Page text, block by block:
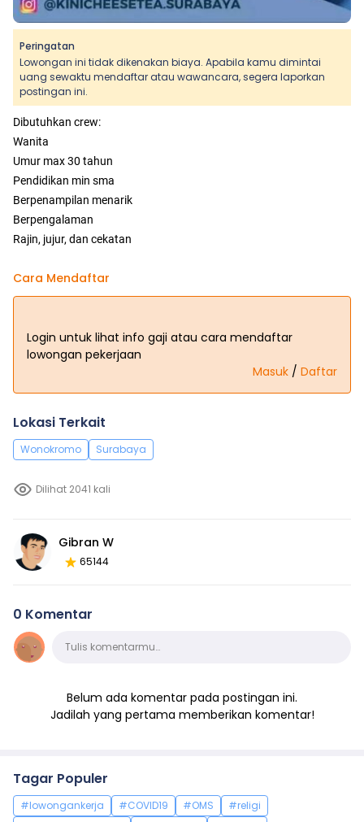
Peringatan
Lowongan ini tidak dikenakan biaya. Apabila kamu dimintai
uang sewaktu mendaftar atau wawancara, segera laporkan
postingan ini.
Dibutuhkan crew:
Wanita
Umur max 30 tahun
Pendidikan min sma
Berpenampilan menarik
Berpengalaman
Rajin, jujur, dan cekatan
Cara Mendaftar
Login untuk lihat info gaji atau cara mendaftar
lowongan pekerjaan
Masuk / Daftar
Lokasi Terkait
Wonokromo Surabaya
Dilihat 2041 kali
Gibran W
65144
0 Komentar
KomentarTulis komentarmu…
Belum ada komentar pada postingan ini.
Jadilah yang pertama memberikan komentar!
Tagar Populer
#lowongankerja #COVID19 #OMS
#religi